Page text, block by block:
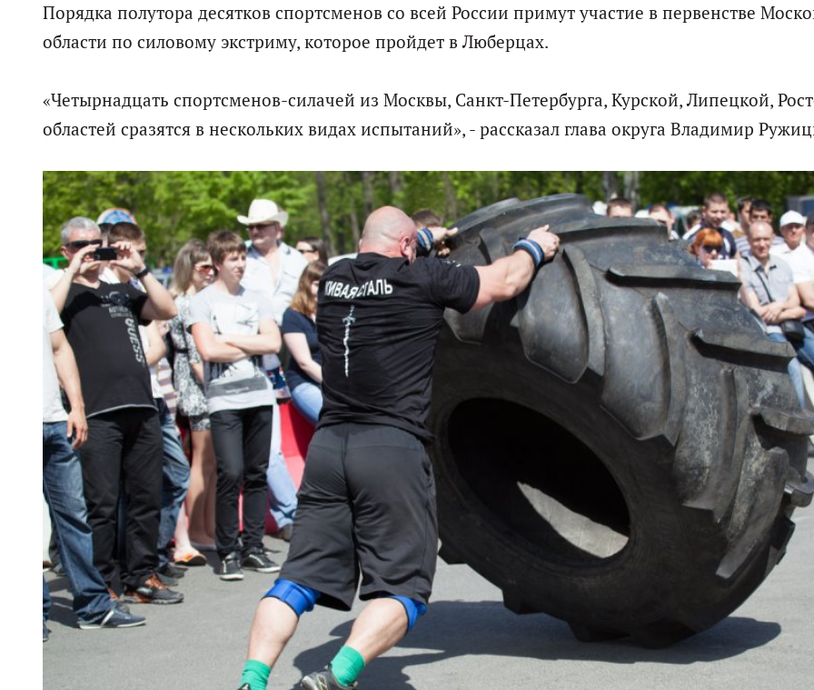
Порядка полутора десятков спортсменов со всей России примут участие в первенстве
области по силовому экстриму, которое пройдет в Люберцах.
«Четырнадцать спортсменов-силачей из Москвы, Санкт-Петербурга, Курской, Липецкой,
областей сразятся в нескольких видах испытаний», - рассказал глава округа Владимир